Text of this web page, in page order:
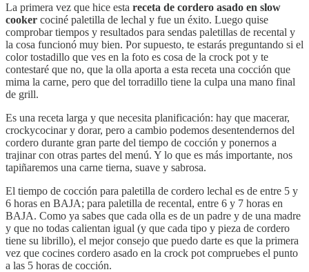
La primera vez que hice esta receta de cordero asado en slow
cooker cociné paletilla de lechal y fue un éxito. Luego quise
comprobar tiempos y resultados para sendas paletillas de recental y
la cosa funcionó muy bien. Por supuesto, te estarás preguntando si el
color tostadillo que ves en la foto es cosa de la crock pot y te
contestaré que no, que la olla aporta a esta receta una cocción que
mima la carne, pero que del torradillo tiene la culpa una mano final
de grill.
Es una receta larga y que necesita planificación: hay que macerar,
crockycocinar y dorar, pero a cambio podemos desentendernos del
cordero durante gran parte del tiempo de cocción y ponernos a
trajinar con otras partes del menú. Y lo que es más importante, nos
tapiñaremos una carne tierna, suave y sabrosa.
El tiempo de cocción para paletilla de cordero lechal es de entre 5 y
6 horas en BAJA; para paletilla de recental, entre 6 y 7 horas en
BAJA. Como ya sabes que cada olla es de un padre y de una madre
y que no todas calientan igual (y que cada tipo y pieza de cordero
tiene su librillo), el mejor consejo que puedo darte es que la primera
vez que cocines cordero asado en la crock pot compruebes el punto
a las 5 horas de cocción.